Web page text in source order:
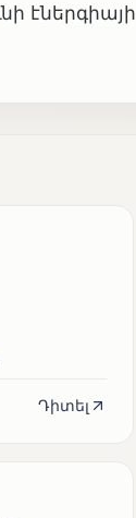
էներգիայի
Դիտել